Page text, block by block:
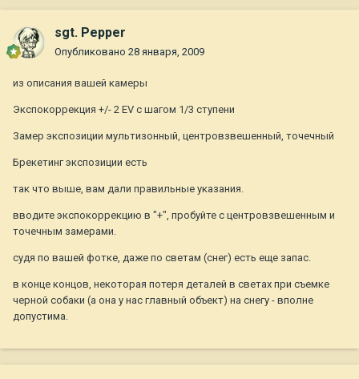
sgt. Pepper
Опубликовано 28 января, 2009
из описания вашей камеры
Экспокоррекция +/- 2 EV с шагом 1/3 ступени
Замер экспозиции мультизонный, центровзвешенный, точечный
Брекетинг экспозиции есть
так что выше, вам дали правильные указания.
вводите экспокоррекцию в "+", пробуйте с центровзвешенным и
точечным замерами.
судя по вашей фотке, даже по светам (снег) есть еще запас.
в конце концов, некоторая потеря деталей в светах при съемке
черной собаки (а она у нас главный объект) на снегу - вполне
допустима.